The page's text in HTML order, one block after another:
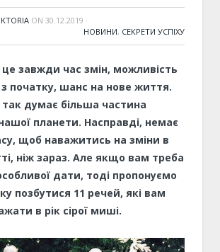
ON 30.12.2019 ·
НОВИНИ, СЕКРЕТИ УСПІХУ
це завжди час змін, можливість
початку, шанс на нове життя.
думає більша частина
планети. Насправді, немає
щоб наважитись на зміни в
ніж зараз. Але якщо вам треба
дати, тоді пропонуємо
позбутися 11 речей, які вам
в рік сірої миші.